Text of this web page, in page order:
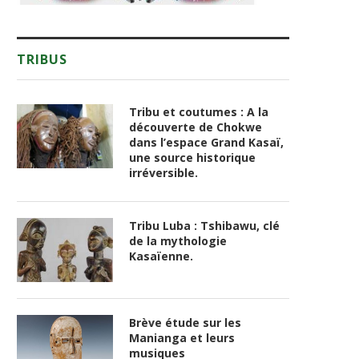
TRIBUS
Tribu et coutumes : A la
découverte de Chokwe
dans l’espace Grand Kasaï,
une source historique
irréversible.
Tribu Luba : Tshibawu, clé
de la mythologie
Kasaïenne.
Brève étude sur les
Manianga et leurs
musiques